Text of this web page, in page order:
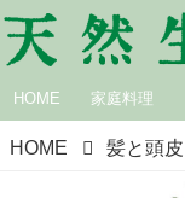
HOME 家庭料理
HOME